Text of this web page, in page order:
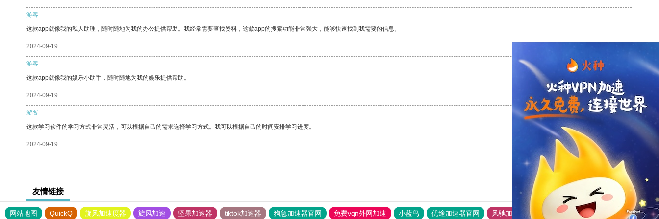
游客
这款app就像我的私人助理，随时随地为我的办公提供帮助。我经常需要查找资料，这款app的搜索功能非常强大，能够快速找到我需要的信息。
2024-09-19
游客
这款app就像我的娱乐小助手，随时随地为我的娱乐提供帮助。
2024-09-19 支持 [0] 反对 [0]
游客
这款学习软件的学习方式非常灵活，可以根据自己的需求选择学习方式。我可以根据自己的时间安排学习进度。
2024-09-19 支持
友情链接
网站地图 QuickQ 旋风加速度器 旋风加速 坚果加速器 tiktok加速器 狗急加速器官网 免费vqn外网加速 小蓝鸟 优途加速器官网 风驰加速器 旋风加速器